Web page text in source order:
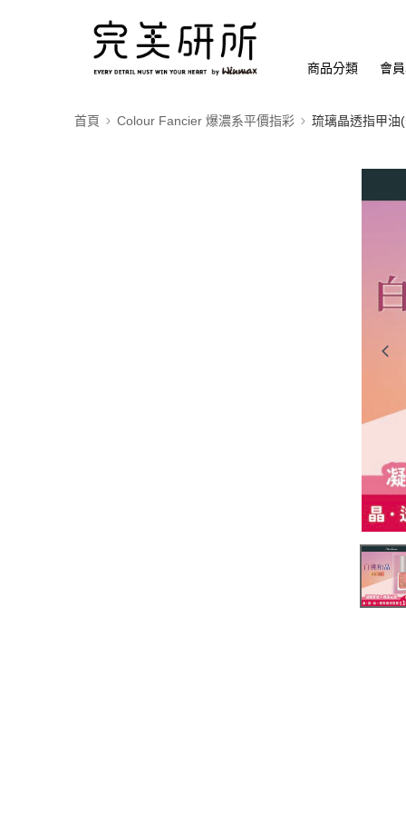
商品分類 會
首頁 Colour Fancier 爆濃系平價指彩 琉璃晶透指甲油